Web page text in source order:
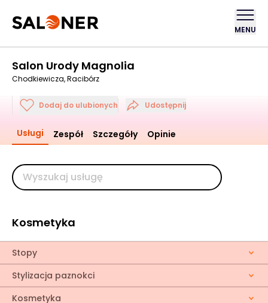
MENU
Salon Urody Magnolia
Chodkiewicza, Racibórz
Dodaj do ulubionych Udostępnij
Usługi Zespół Szczegóły Opinie
Kosmetyka
Stopy
Stylizacja paznokci
Kosmetyka